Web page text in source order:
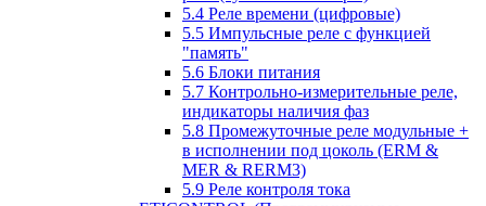
5.4 Реле времени (цифровые)
5.5 Импульсные реле с функцией
"память"
5.6 Блоки питания
5.7 Контрольно-измерительные реле,
индикаторы наличия фаз
5.8 Промежуточные реле модульные +
в исполнении под цоколь (ERM &
MER & RERM3)
5.9 Реле контроля тока